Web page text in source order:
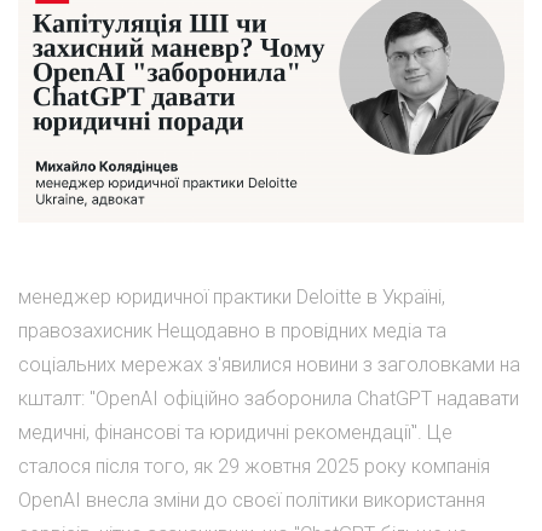
менеджер юридичної практики Deloitte в Україні,
правозахисник Нещодавно в провідних медіа та
соціальних мережах з'явилися новини з заголовками на
кшталт: "OpenAI офіційно заборонила ChatGPT надавати
медичні, фінансові та юридичні рекомендації". Це
сталося після того, як 29 жовтня 2025 року компанія
OpenAI внесла зміни до своєї політики використання